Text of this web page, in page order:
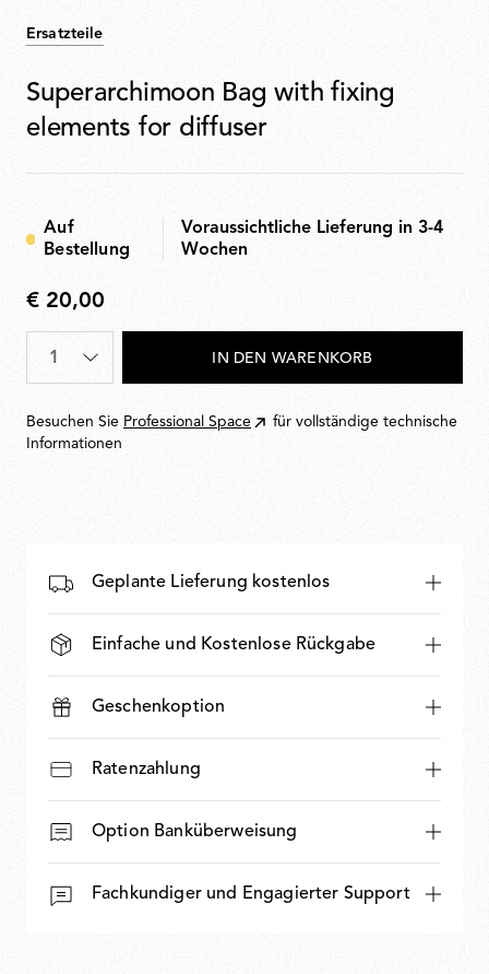
Ersatzteile
Superarchimoon Bag with fixing
elements for diffuser
Auf
Bestellung
Voraussichtliche Lieferung in 3-4
Wochen
€
20,00
€ 20,00
Menge
IN DEN WARENKORB
Besuchen Sie Professional Space
für vollständige technische
Informationen
Geplante Lieferung kostenlos
Einfache und Kostenlose Rückgabe
Geschenkoption
Ratenzahlung
Option Banküberweisung
Fachkundiger und Engagierter Support